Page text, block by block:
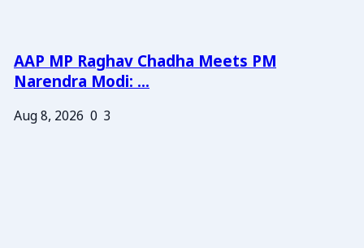
AAP MP Raghav Chadha Meets PM
Narendra Modi: ...
Aug 8, 2026 0 3